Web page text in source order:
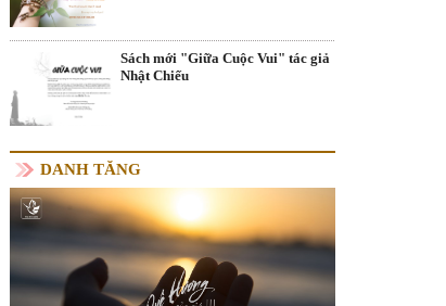
Sách mới "Giữa Cuộc Vui" tác giả
Nhật Chiếu
DANH TĂNG